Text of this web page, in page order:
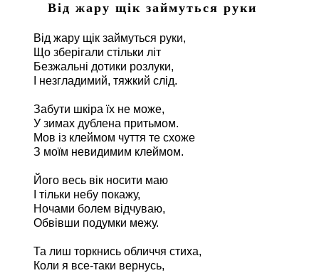
Від жару щік займуться руки
Від жару щік займуться руки,
Що зберігали стільки літ
Безжальні дотики розлуки,
І незгладимий, тяжкий слід.
Забути шкіра їх не може,
У зимах дублена притьмом.
Мов із клеймом чуття те схоже
З моїм невидимим клеймом.
Його весь вік носити маю
І тільки небу покажу,
Ночами болем відчуваю,
Обвівши подумки межу.
Та лиш торкнись обличчя стиха,
Коли я все-таки вернусь,